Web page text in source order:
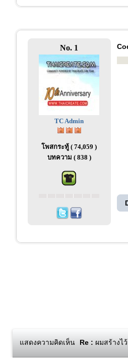
No. 1
TC Admin
โพสกระทู้ ( 74,059 )
บทความ ( 838 )
แสดงความคิดเห็น Re : ผมสร้างไ